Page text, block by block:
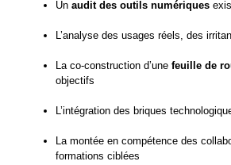
Un audit des outils numériques
L’analyse des usages réels, des
La co-construction d’une feuille de
objectifs
L’intégration des briques
La montée en compétence des
formations ciblées